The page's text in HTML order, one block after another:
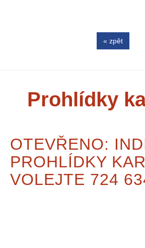
« zpět
Prohlídky
OTEVŘENO:
PROHLÍDKY
VOLEJTE 724